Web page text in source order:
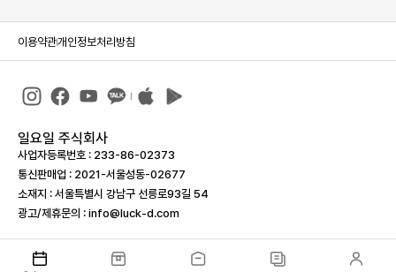
이용약관개인정보처리방침
일요일 주식회사
사업자등록번호 : 233-86-023­73
통신판매업 : 2021-서울성동-02677
소재지 : 서울특별시 강남구 선릉로93길 54
광고/제휴문의 : info@luck-d.com